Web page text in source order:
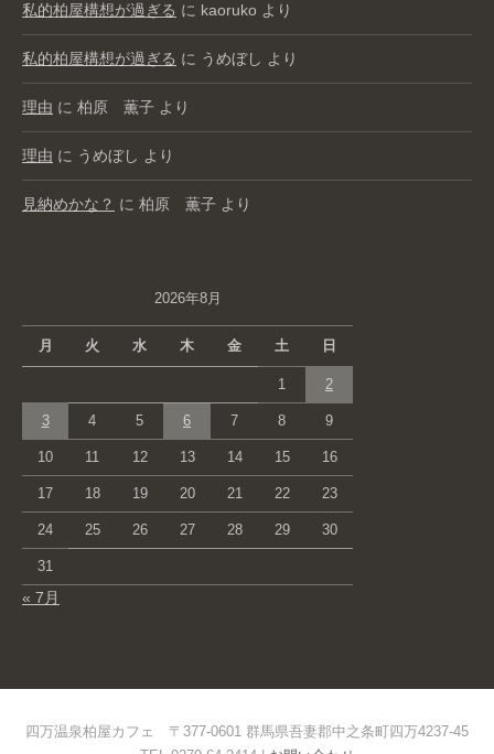
私的柏屋構想が過ぎる に kaoruko より
私的柏屋構想が過ぎる に うめぼし より
理由 に 柏原 薫子 より
理由 に うめぼし より
見納めかな？ に 柏原 薫子 より
2026年8月
月 火 水 木 金 土 日
1 2
3 4 5 6 7 8 9
10 11 12 13 14 15 16
17 18 19 20 21 22 23
24 25 26 27 28 29 30
31
« 7月
四万温泉柏屋カフェ 〒377-0601 群馬県吾妻郡中之条町四万4237-45